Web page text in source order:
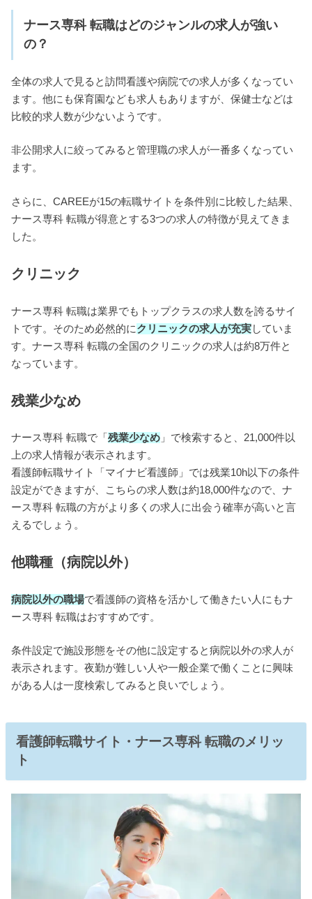
ナース専科 転職はどのジャンルの求人が強い
の？
全体の求人で見ると訪問看護や病院での求人が多くなってい
ます。他にも保育園なども求人もありますが、保健士などは
比較的求人数が少ないようです。
非公開求人に絞ってみると管理職の求人が一番多くなってい
ます。
さらに、CAREEが15の転職サイトを条件別に比較した結果、
ナース専科 転職が得意とする3つの求人の特徴が見えてきま
した。
クリニック
ナース専科 転職は業界でもトップクラスの求人数を誇るサイ
トです。そのため必然的にクリニックの求人が充実していま
す。ナース専科 転職の全国のクリニックの求人は約8万件と
なっています。
残業少なめ
ナース専科 転職で「残業少なめ 」で検索すると、21,000件以
上の求人情報が表示されます。
看護師転職サイト「マイナビ看護師」では残業10h以下の条件
設定ができますが、こちらの求人数は約18,000件なので、ナ
ース専科 転職の方がより多くの求人に出会う確率が高いと言
えるでしょう。
他職種（病院以外）
病院以外の職場で看護師の資格を活かして働きたい人にもナ
ース専科 転職はおすすめです。
条件設定で施設形態をその他に設定すると病院以外の求人が
表示されます。夜勤が難しい人や一般企業で働くことに興味
がある人は一度検索してみると良いでしょう。
看護師転職サイト・ナース専科 転職のメリッ
ト